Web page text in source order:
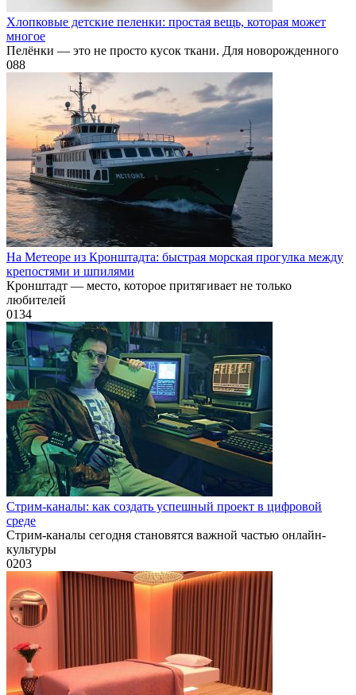
Хлопковые детские пеленки: простая вещь, которая может
многое
Пелёнки — это не просто кусок ткани. Для новорожденного
088
На Метеоре из Кронштадта: быстрая морская прогулка между
крепостями и шпилями
Кронштадт — место, которое притягивает не только
любителей
0134
Стрим-каналы: как создать успешный проект в цифровой
среде
Стрим-каналы сегодня становятся важной частью онлайн-
культуры
0203